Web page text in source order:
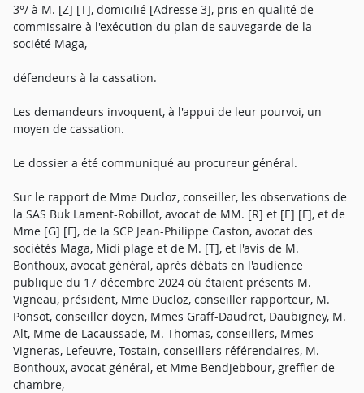
3°/ à M. [Z] [T], domicilié [Adresse 3], pris en qualité de
commissaire à l'exécution du plan de sauvegarde de la
société Maga,
défendeurs à la cassation.
Les demandeurs invoquent, à l'appui de leur pourvoi, un
moyen de cassation.
Le dossier a été communiqué au procureur général.
Sur le rapport de Mme Ducloz, conseiller, les observations de
la SAS Buk Lament-Robillot, avocat de MM. [R] et [E] [F], et de
Mme [G] [F], de la SCP Jean-Philippe Caston, avocat des
sociétés Maga, Midi plage et de M. [T], et l'avis de M.
Bonthoux, avocat général, après débats en l'audience
publique du 17 décembre 2024 où étaient présents M.
Vigneau, président, Mme Ducloz, conseiller rapporteur, M.
Ponsot, conseiller doyen, Mmes Graff-Daudret, Daubigney, M.
Alt, Mme de Lacaussade, M. Thomas, conseillers, Mmes
Vigneras, Lefeuvre, Tostain, conseillers référendaires, M.
Bonthoux, avocat général, et Mme Bendjebbour, greffier de
chambre,